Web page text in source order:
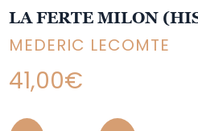
LA FERTE MILON
MEDERIC LECOMTE
41,00€
Quantity